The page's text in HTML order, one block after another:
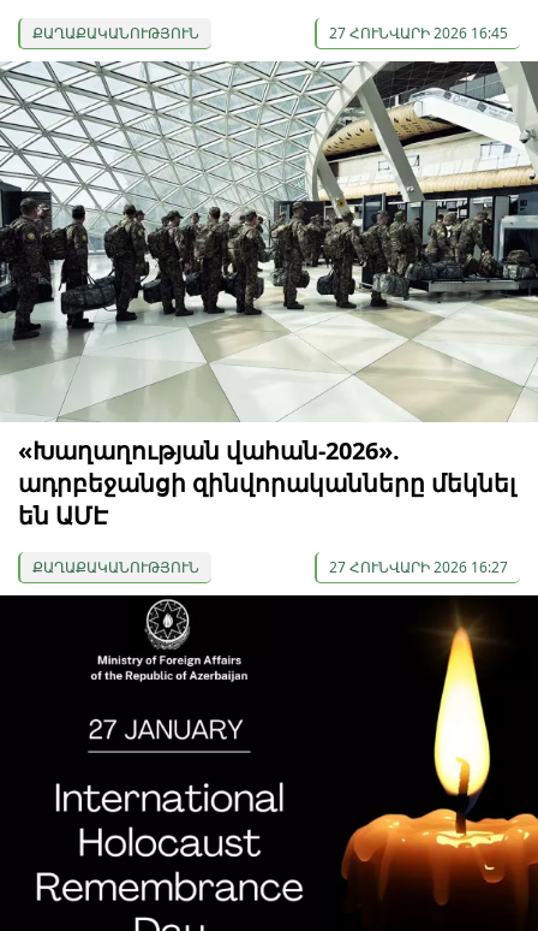
ՔԱՂԱՔԱԿԱՆՈՒԹՅՈՒՆ 27 ՀՈՒՆՎԱՐԻ 2026 16:45
«Խաղաղության վահան-2026».
ադրբեջանցի զինվորականները մեկնել
են ԱՄԷ
ՔԱՂԱՔԱԿԱՆՈՒԹՅՈՒՆ 27 ՀՈՒՆՎԱՐԻ 2026 16:27